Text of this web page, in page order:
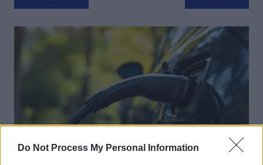
Do Not Process My Personal Information
de
l’article